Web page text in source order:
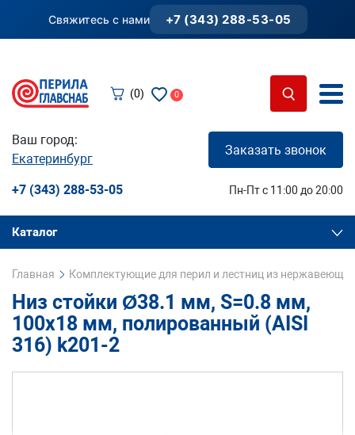
Свяжитесь с нами +7 (343) 288-53-05
(0) 0
Ваш город:
Екатеринбург
Заказать звонок
+7 (343) 288-53-05 Пн-Пт с 11:00 до 20:00
Каталог
Главная Комплектующие для перил и лестниц из
Низ стойки Ø38.1 мм, S=0.8 мм,
100х18 мм, полированный (AISI
316) k201-2